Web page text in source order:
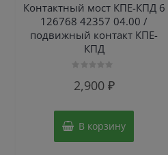
Контактный мост КПЕ-КПД 6
126768 42357 04.00 /
подвижный контакт КПЕ-
КПД
02,900 ₽
В корзину